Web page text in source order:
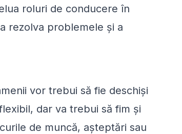
roluri de conducere în
rezolva problemele și a
vor trebui să fie deschiși
dar va trebui să fim și
de muncă, așteptări sau